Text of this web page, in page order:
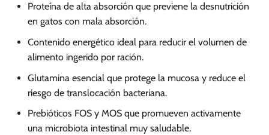
Proteína de alta absorción que previene la desnutrición
en gatos con mala absorción.
Contenido energético ideal para reducir el volumen de
alimento ingerido por ración.
Glutamina esencial que protege la mucosa y reduce el
riesgo de translocación bacteriana.
Prebióticos FOS y MOS que promueven activamente
una microbiota intestinal muy saludable.